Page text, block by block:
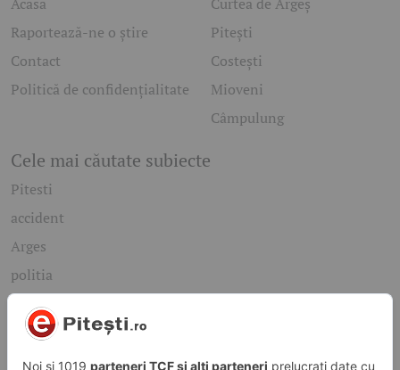
Raportează-ne o știre
Contact
Politică de confidențialitate
Pitești
Costești
Mioveni
Câmpulung
Cele mai căutate subiecte
Pitesti
accident
Arges
politia
mioveni
Caută rapid știrile care te interesează